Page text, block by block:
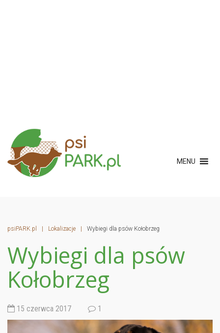
MENU
psiPARK.pl | Lokalizacje | Wybiegi dla psów Kołobrzeg
Wybiegi dla psów
Kołobrzeg
15 czerwca 2017 1